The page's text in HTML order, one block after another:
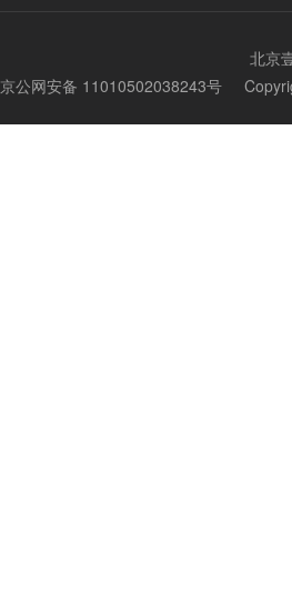
北京
京公网安备 11010502038243号